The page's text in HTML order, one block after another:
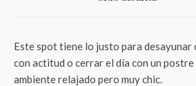
Este spot tiene lo justo para desayunar
con actitud o cerrar el día con un postre
ambiente relajado pero muy chic.